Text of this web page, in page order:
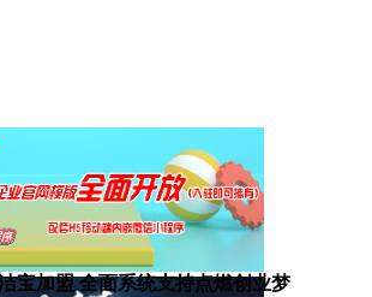
宝加盟 全面系统支持点燃创业梦